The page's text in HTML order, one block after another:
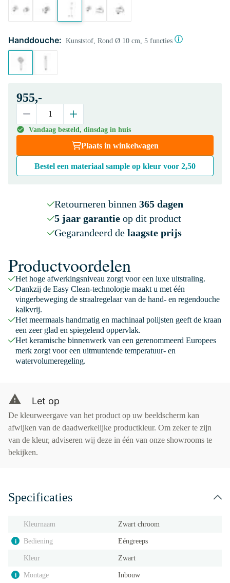
Handdouche: Kunststof, Rond Ø 10 cm, 5 functies
955,-
Vandaag besteld, dinsdag in huis
Plaats in winkelwagen
Bestel een materiaal sample op kleur voor 2,50
Retourneren binnen 365 dagen
5 jaar garantieop dit product
Gegarandeerd de laagste prijs
Productvoordelen
Het hoge afwerkingsniveau zorgt voor een luxe uitstraling.
Dankzij de Easy Clean-technologie maakt u met één
vingerbeweging de straalregelaar van de hand- en regendouche
kalkvrij.
Het meermaals handmatig en machinaal polijsten geeft de kraan
een zeer glad en spiegelend oppervlak.
Het keramische binnenwerk van een gerenommeerd Europees
merk zorgt voor een uitmuntende temperatuur- en
watervolumeregeling.
Let op
De kleurweergave van het product op uw beeldscherm kan
afwijken van de daadwerkelijke productkleur. Om zeker te zijn
van de kleur, adviseren wij deze in één van onze showrooms te
bekijken.
Specificaties
Kleurnaam Zwart chroom
i Bediening Eéngreeps
Kleur Zwart
i Montage Inbouw